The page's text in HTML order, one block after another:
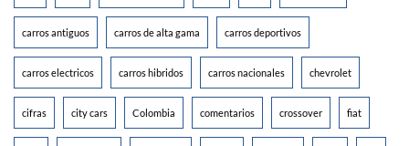
carros antiguos carros de alta gama carros deportivos
carros electricos carros hibridos carros nacionales chevrolet
cifras city cars Colombia comentarios crossover fiat